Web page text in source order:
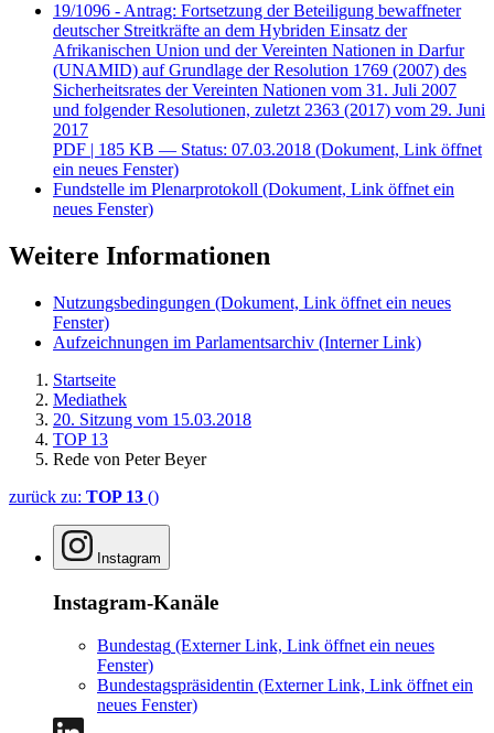
19/1096 - Antrag: Fortsetzung der Beteiligung bewaffneter
deutscher Streitkräfte an dem Hybriden Einsatz der
Afrikanischen Union und der Vereinten Nationen in Darfur
(UNAMID) auf Grundlage der Resolution 1769 (2007) des
Sicherheitsrates der Vereinten Nationen vom 31. Juli 2007
und folgender Resolutionen, zuletzt 2363 (2017) vom 29. Juni
2017
PDF | 185 KB — Status: 07.03.2018 (Dokument, Link öffnet
ein neues Fenster)
Fundstelle im Plenarprotokoll (Dokument, Link öffnet ein
neues Fenster)
Weitere Informationen
Nutzungsbedingungen (Dokument, Link öffnet ein neues
Fenster)
Aufzeichnungen im Parlamentsarchiv (Interner Link)
Startseite
Mediathek
20. Sitzung vom 15.03.2018
TOP 13
Rede von Peter Beyer
zurück zu: TOP 13 ()
Instagram
Instagram-Kanäle
Bundestag (Externer Link, Link öffnet ein neues
Fenster)
Bundestagspräsidentin (Externer Link, Link öffnet ein
neues Fenster)